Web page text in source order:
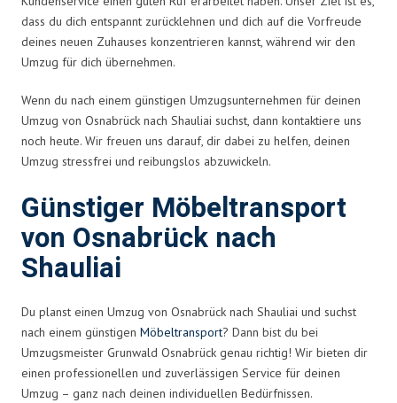
dass du dich entspannt zurücklehnen und dich auf die Vorfreude
deines neuen Zuhauses konzentrieren kannst, während wir den
Umzug für dich übernehmen.
Wenn du nach einem günstigen Umzugsunternehmen für deinen
Umzug von Osnabrück nach Shauliai suchst, dann kontaktiere uns
noch heute. Wir freuen uns darauf, dir dabei zu helfen, deinen
Umzug stressfrei und reibungslos abzuwickeln.
Günstiger Möbeltransport
von Osnabrück nach
Shauliai
Du planst einen Umzug von Osnabrück nach Shauliai und suchst
nach einem günstigen Möbeltransport? Dann bist du bei
Umzugsmeister Grunwald Osnabrück genau richtig! Wir bieten dir
einen professionellen und zuverlässigen Service für deinen
Umzug – ganz nach deinen individuellen Bedürfnissen.